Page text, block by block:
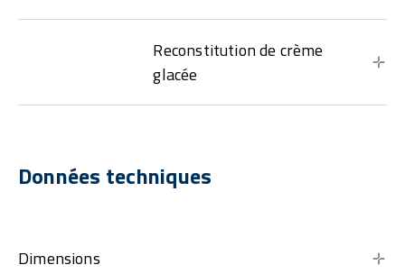
Reconstitution de crème
glacée
Données techniques
Dimensions